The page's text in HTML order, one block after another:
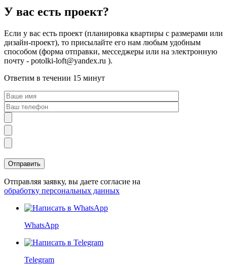
У вас есть проект?
Если у вас есть проект (планировка квартиры с размерами или
дизайн-проект), то присылайте его нам любым удобным
способом (форма отправки, месседжеры или на электронную
почту - potolki-loft@yandex.ru ).
Ответим в течении 15 минут
Отправляя заявку, вы даете согласие на
обработку персональных данных
WhatsApp
Telegram